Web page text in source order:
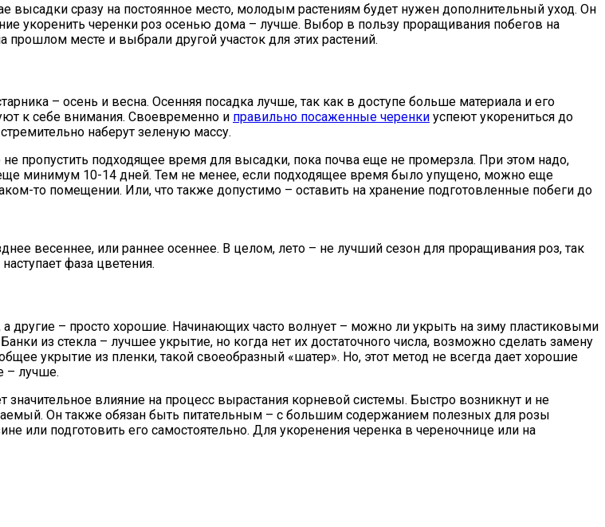
высадки сразу на постоянное место, молодым растениям будет нужен дополнительный уход. Он
укоренить черенки роз осенью дома – лучше. Выбор в пользу проращивания побегов на
месте и выбрали другой участок для этих растений.
– осень и весна. Осенняя посадка лучше, так как в доступе больше материала и его
к себе внимания. Своевременно и правильно посаженные черенки успеют укорениться до
наберут зеленую массу.
пропустить подходящее время для высадки, пока почва еще не промерзла. При этом надо,
еще минимум 10-14 дней. Тем не менее, если подходящее время было упущено, можно еще
то помещении. Или, что также допустимо – оставить на хранение подготовленные побеги до
весеннее, или раннее осеннее. В целом, лето – не лучший сезон для проращивания роз, так
фаза цветения.
другие – просто хорошие. Начинающих часто волнует – можно ли укрыть на зиму пластиковыми
из стекла – лучшее укрытие, но когда нет их достаточного числа, возможно сделать замену
укрытие из пленки, такой своеобразный «шатер». Но, этот метод не всегда дает хорошие
– лучше.
влияние на процесс вырастания корневой системы. Быстро возникнут и не
Он также обязан быть питательным – с большим содержанием полезных для розы
или подготовить его самостоятельно. Для укоренения черенка в череночнице или на